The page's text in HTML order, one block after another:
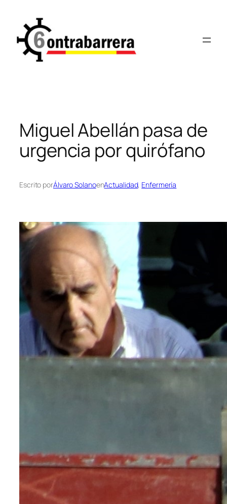
contenido
Miguel Abellán pasa de
urgencia por quirófano
Escrito porÁlvaro SolanoenActualidad, Enfermería